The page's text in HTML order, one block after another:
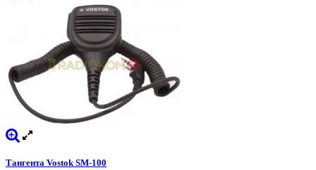
Тангента Vostok SM-100